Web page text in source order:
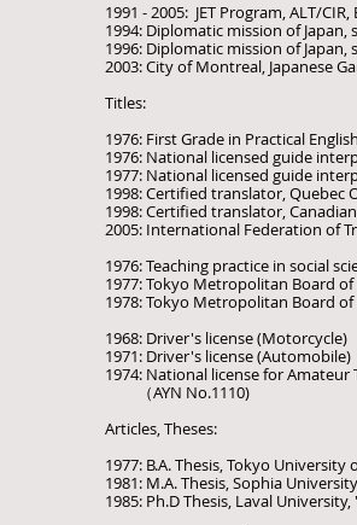
1991 - 2005: JET Program, ALT/
1994: Diplomatic mission of
1996: Diplomatic mission of
2003: City of Montreal, Japanese
Titles:
1976: First Grade in Practical
1976: National licensed guide
1977: National licensed guide
1998: Certified translator, Quebec
1998: Certified translator,
2005: International Federation of
1976: Teaching practice in social
1977: Tokyo Metropolitan Board of
1978: Tokyo Metropolitan Board of
1968: Driver's license (Motorcycle)
1971: Driver's license (Automobile)
1974: National license for
（AYN No.1110)
Articles, Theses:
1977: B.A. Thesis, Tokyo
1981: M.A. Thesis, Sophia
1985: Ph.D Thesis, Laval